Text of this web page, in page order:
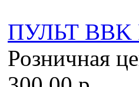
ПУЛЬТ BBK
Розничная